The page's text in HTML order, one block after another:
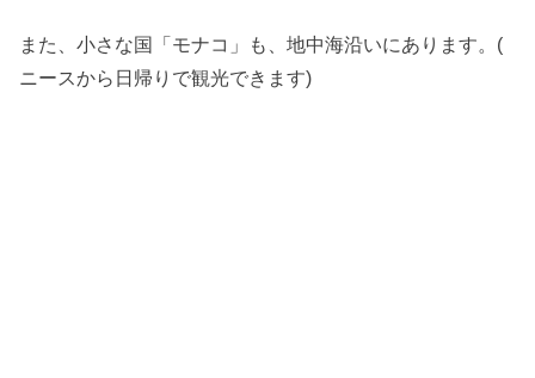
また、小さな国「モナコ」も、地中海沿いにあります。(
ニースから日帰りで観光できます)